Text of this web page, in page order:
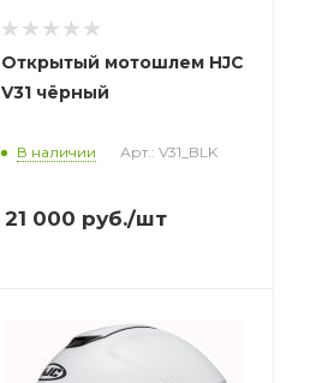
Открытый мотошлем HJC
V31 чёрный
В наличии Арт.: V31_BLK
21 000 руб./шт